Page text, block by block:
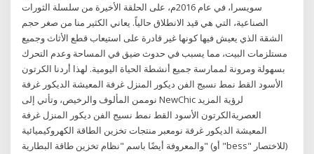
سويسرا، في عام 2016م، على الحلقة الأخيرة من سلسلة الثورات
الصناعية، التي هي قيد الانطلاق حالياً. يعاني الكثير منا من صغر حجم
الشقة الذي يعيش فيها كونها غير قادرة على استيعاب قطع الأثاث وجميع
مستلزمات البيت، مما يسبب في حدوث ضيق في المساحة وعدم التحرك
بسهولة ومرونة لممارسة جميع أنشطة الحياة اليومية. لهذا أردنا الكرتون
الأسود القط نمط نسيج الفن ديكور المنزل غرفة المعيشة الديكور غرفة
نوممن المألوف والرخيص، وتأتي إلى NewChic لرؤية المزيد
العصريةالكرتون الأسود القط نمط نسيج الفن ديكور المنزل غرفة
المعيشة الديكور غرفة نومعبر منتجات تخزين الطاقة الكهروكيميائية
والمعروفة أيضًا باسم "نظام تخزين طاقة البطارية" (أو "bess" للاختصار)